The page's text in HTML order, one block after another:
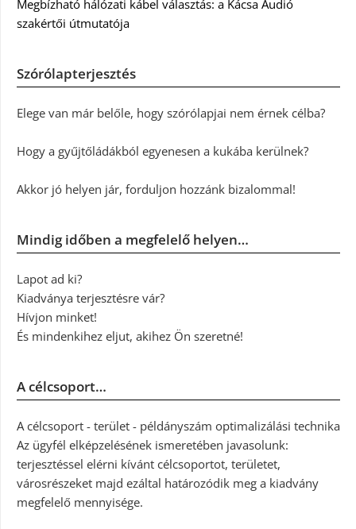
Megbízható hálózati kábel választás: a Kácsa Audió
szakértői útmutatója
Szórólapterjesztés
Elege van már belőle, hogy szórólapjai nem érnek célba?
Hogy a gyűjtőládákból egyenesen a kukába kerülnek?
Akkor jó helyen jár, forduljon hozzánk bizalommal!
Mindig időben a megfelelő helyen…
Lapot ad ki?
Kiadványa terjesztésre vár?
Hívjon minket!
És mindenkihez eljut, akihez Ön szeretné!
A célcsoport…
A célcsoport - terület - példányszám optimalizálási technika
Az ügyfél elképzelésének ismeretében javasolunk:
terjesztéssel elérni kívánt célcsoportot, területet,
városrészeket majd ezáltal határozódik meg a kiadvány
megfelelő mennyisége.